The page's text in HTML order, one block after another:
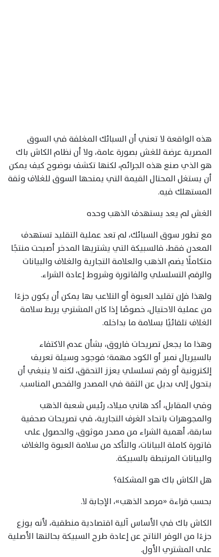
هذه الواقعة لا تعني أن السبائك المغلفة في السوق
المصرية عرضة للغش بصورة عامة، ولا أن نظام الكاش باك
هو الذي صنع هذه الجرائم، لكنها تكشف بوضوح كيف يمكن
أن يستغل المحتال القيمة التي يمنحها السوق للغلاف وثقة
المستهلك فيه.
الغش لم يعد يستهدف الذهب وحده
مع تطور سوق السبائك، لم تعد عملية التقليد تستهدف
المعدن فقط، فالسبيكة التي يشتريها المدخر أصبحت منتجًا
متكاملًا يضم الذهب والعلامة التجارية والغلاف والبيانات
والرقم التسلسلي والفاتورة وشروط إعادة الشراء.
ولهذا فإن تقليد العبوة أو التلاعب بها يمكن أن يكون جزءًا
من عملية الاحتيال، خصوصًا إذا كان المشتري يربط سلامة
الغلاف تلقائيًا بسلامة ما بداخله.
وهذا ما يجعل تصريحات فاروق، بشأن عدم الاكتفاء
بالسيريال نمبر أو الكود مهمة؛ فوجود وسيلة تعريف
إلكترونية أو رقم تسلسلي يعزز التحقق، لكنه لا ينبغي أن
يتحول إلى بديل عن الثقة في المصدر والفحص المناسب.
وفي المقابل، أكد هاني ميلاد، رئيس شعبة الذهب
والمجوهرات باتحاد الغرف التجارية، في تصريحات صحفية
سابقة، أهمية الشراء من مصدر موثوق، والحصول على
فاتورة كاملة البيانات، والتأكد من سلامة العبوة والغلاف
والبيانات المرتبطة بالسبيكة.
هل الكاش باك هو المشكلة؟
بحسب قراءة «مرصد الذهب»، الإجابة لا.
الكاش باك في الأساس آلية اقتصادية منطقية، لأنه يوزع
جزءًا من الوفر الناتج عن إعادة طرح السبيكة بحالتها الأصلية
على المشتري الأول.